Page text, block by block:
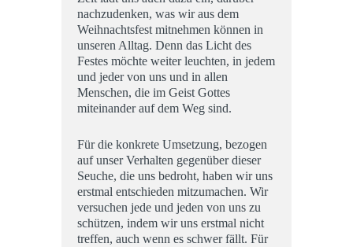
nachzudenken, was wir aus dem
Weihnachtsfest mitnehmen können in
unseren Alltag. Denn das Licht des
Festes möchte weiter leuchten, in jedem
und jeder von uns und in allen
Menschen, die im Geist Gottes
miteinander auf dem Weg sind.
Für die konkrete Umsetzung, bezogen
auf unser Verhalten gegenüber dieser
Seuche, die uns bedroht, haben wir uns
erstmal entschieden mitzumachen. Wir
versuchen jede und jeden von uns zu
schützen, indem wir uns erstmal nicht
treffen, auch wenn es schwer fällt. Für